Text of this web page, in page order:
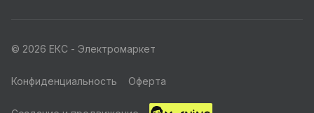
© 2026 ЕКС - Электромаркет
Конфиденциальность Оферта